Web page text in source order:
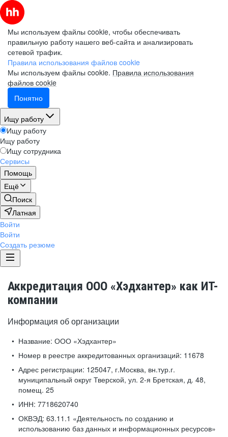
Мы используем файлы cookie, чтобы обеспечивать
правильную работу нашего веб-сайта и анализировать
сетевой трафик.
Правила использования файлов cookie
Мы используем файлы cookie. Правила использования
файлов cookie
Понятно
Ищу работу
Ищу работу
Ищу работу
Ищу сотрудника
Сервисы
Помощь
Ещё
Поиск
Латная
Войти
Войти
Создать резюме
Аккредитация ООО «Хэдхантер» как ИТ-
компании
Информация об организации
Название: ООО «Хэдхантер»
Номер в реестре аккредитованных организаций: 11678
Адрес регистрации: 125047, г.Москва, вн.тур.г.
муниципальный округ Тверской, ул. 2-я Бретская, д. 48,
помещ. 25
ИНН: 7718620740
ОКВЭД: 63.11.1 «Деятельность по созданию и
использованию баз данных и информационных ресурсов»